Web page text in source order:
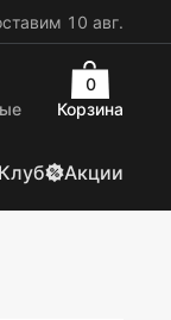
10 авг.
Корзина
0
Клуб Акции